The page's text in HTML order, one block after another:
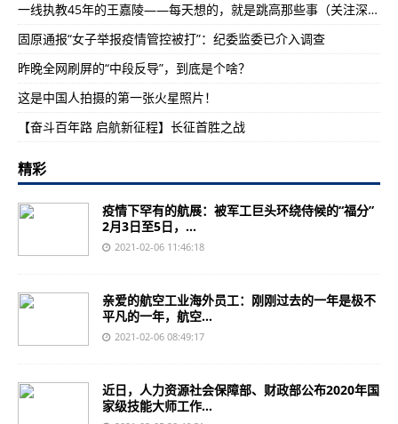
一线执教45年的王嘉陵——每天想的，就是跳高那些事（关注深耕基层的老教练）
固原通报“女子举报疫情管控被打”：纪委监委已介入调查
昨晚全网刷屏的“中段反导”，到底是个啥？
这是中国人拍摄的第一张火星照片！
【奋斗百年路 启航新征程】长征首胜之战
精彩
疫情下罕有的航展：被军工巨头环绕侍候的“福分”
2月3日至5日，...
2021-02-06 11:46:18
亲爱的航空工业海外员工：刚刚过去的一年是极不
平凡的一年，航空...
2021-02-06 08:49:17
近日，人力资源社会保障部、财政部公布2020年国
家级技能大师工作...